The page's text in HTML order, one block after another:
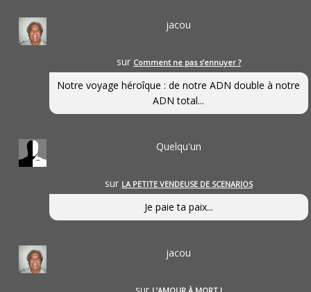
jacou
sur Comment ne pas s’ennuyer ?
Notre voyage héroîque : de notre ADN double à notre
ADN total...
Quelqu'un
sur LA PETITE VENDEUSE DE SCENARIOS
Je paie ta paix...
jacou